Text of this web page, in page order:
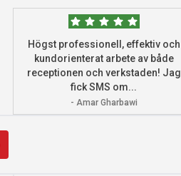
Högst professionell, effektiv och
kundorienterat arbete av både
receptionen och verkstaden! Jag
fick SMS om...
- Amar Gharbawi